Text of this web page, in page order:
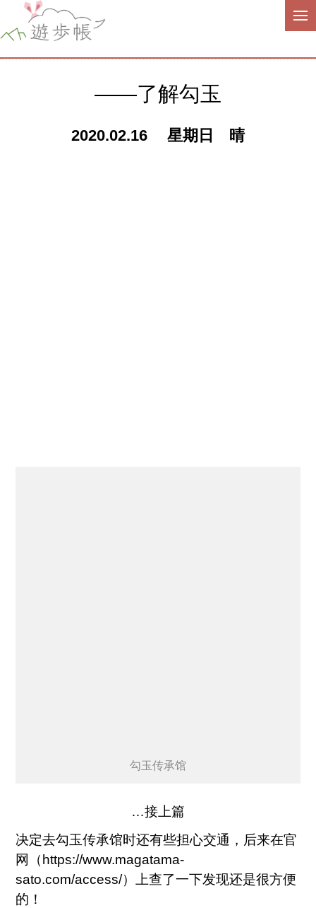
——了解勾玉
2020.02.16 星期日 晴
勾玉传承馆
…接上篇
决定去勾玉传承馆时还有些担心交通，后来在官
网（ https://www.magatama-
sato.com/access/）上查了一下发现还是很方便
的！